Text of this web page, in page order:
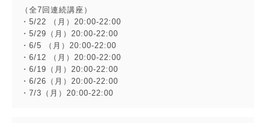
（全7回連続講座）
・5/22 （月）20:00-22:00
・5/29（月）20:00-22:00
・6/5 （月）20:00-22:00
・6/12 （月）20:00-22:00
・6/19（月）20:00-22:00
・6/26（月）20:00-22:00
・7/3（月）20:00-22:00